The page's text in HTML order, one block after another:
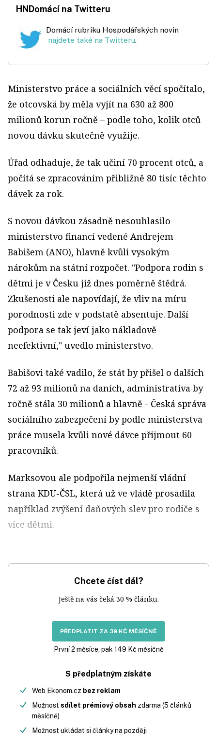
HNDomácí na Twitteru
Domácí rubriku Hospodářských novin
najdete také na Twitteru.
Ministerstvo práce a sociálních věcí spočítalo,
že otcovská by měla vyjít na 630 až 800
milionů korun ročně – podle toho, kolik otců
novou dávku skutečně využije.
Úřad odhaduje, že tak učiní 70 procent otců, a
počítá se zpracováním přibližně 80 tisíc těchto
dávek za rok.
S novou dávkou zásadně nesouhlasilo
ministerstvo financí vedené Andrejem
Babišem (ANO), hlavně kvůli vysokým
nárokům na státní rozpočet. "Podpora rodin s
dětmi je v Česku již dnes poměrně štědrá.
Zkušenosti ale napovídají, že vliv na míru
porodnosti zde v podstatě absentuje. Další
podpora se tak jeví jako nákladově
neefektivní," uvedlo ministerstvo.
Babišovi také vadilo, že stát by přišel o dalších
72 až 93 milionů na daních, administrativa by
ročně stála 30 milionů a hlavně - Česká správa
sociálního zabezpečení by podle ministerstva
práce musela kvůli nové dávce přijmout 60
pracovníků.
Marksovou ale podpořila nejmenší vládní
strana KDU-ČSL, která už ve vládě prosadila
například zvýšení daňových slev pro rodiče s
více dětmi.
Chcete číst dál?
Ještě na vás čeká 30 % článku.
PŘEDPLATIT ZA 39 KČ MĚSÍČNĚ
První 2 měsíce, pak 149 Kč měsíčně
S předplatným získáte
Web Ekonom.cz bez reklam
Možnost sdílet prémiový obsah zdarma (5 článků
měsíčně)
Možnost ukládat si články na později